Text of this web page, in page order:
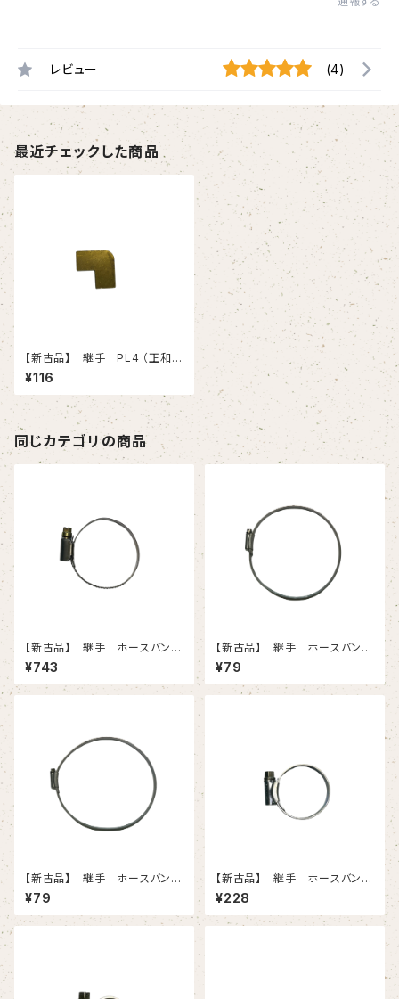
レビュー (4)
最近チェックした商品
【新古品】 継手 PL4 （正和）
2個セット
¥116
同じカテゴリの商品
【新古品】 継手 ホースバンド
（32-50）
¥743
【新古品】 継手 ホースバン
ド 6（140-）
¥79
【新古品】 継手 ホースバン
ド 7（135-165）
¥79
【新古品】 継手 ホースバン
ド 1X 5個入りセット
¥228